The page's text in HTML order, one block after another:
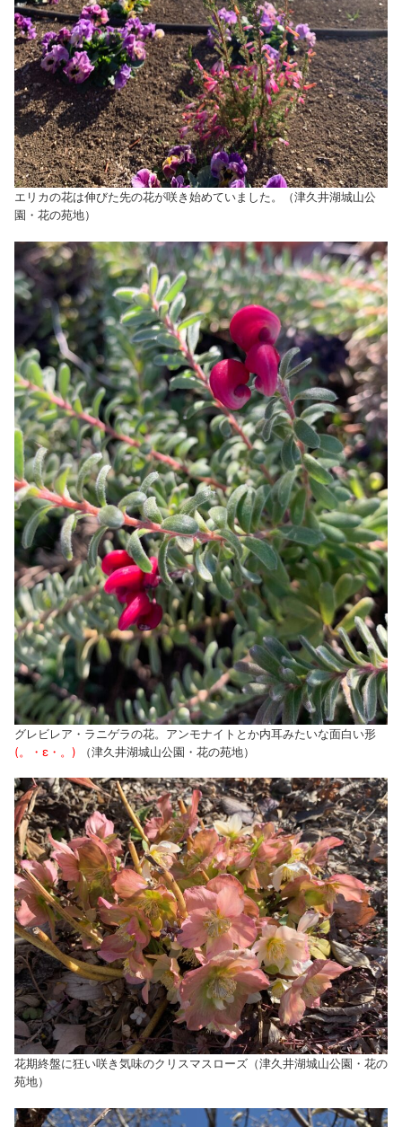
エリカの花は伸びた先の花が咲き始めていました。（津久井湖城山公
園・花の苑地）
グレビレア・ラニゲラの花。アンモナイトとか内耳みたいな面白い形
(。・ε・。) （津久井湖城山公園・花の苑地）
花期終盤に狂い咲き気味のクリスマスローズ（津久井湖城山公園・花の
苑地）